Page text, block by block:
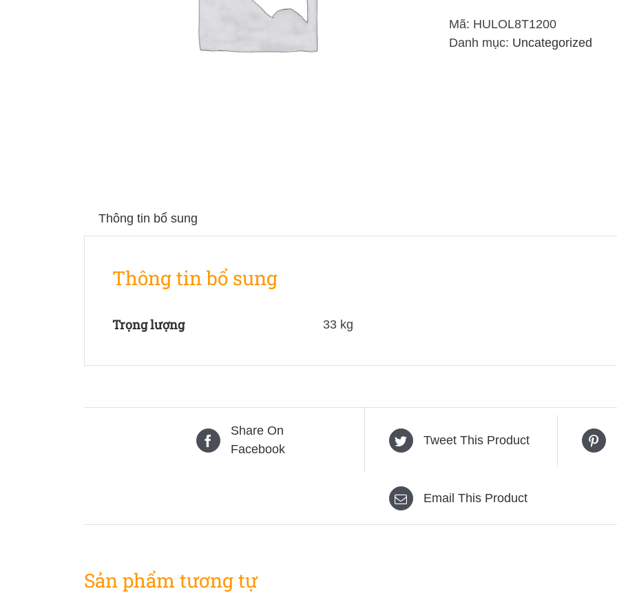
Lực
8
Mã: HULOL8T1200
Danh mục: Uncategorized
Thông tin bổ sung
Thông tin bổ sung
Trọng lượng 33 kg
Share On
Facebook
Tweet This Product
Email This Product
Sản phẩm tương tự